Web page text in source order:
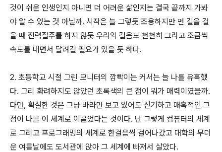
것이 쉬운 인생인지 아니면 더 어려운 삶인지는 결국 끝까지 가봐
야 알 수 있는 것 아닐까. 시작은 늘 그렇듯 조용하지만 먼 길을 걸
을 때 전력질주를 하지 않듯 우리의 걸음도 천천히 그리고 조금씩
속도를 내면서 달려갈 필요가 있을 듯 하다.
2. 초등학교 시절 그린 모니터의 깜빡이는 커서는 늘 나를 유혹했
다. 그리 화려하지도 않았던 초록색의 큰 점이 뭐가 매력이였을까.
다만, 확실한 것은 그냥 바라만 보고 있어도 신기하고 매혹적인 그
점이 나를 이 세계로 이끌었다는 것이다. 난 그렇게 컴퓨터의 세계
로 그리고 프로그래밍의 세계로 한걸음씩 걸어나갔고 대학의 무더
운 여름날에도 도서관에 앉아 그 세계에 빠져서 살았다.